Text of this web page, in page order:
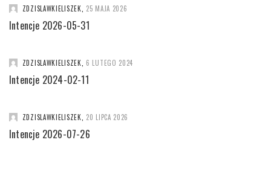
ZDZISLAWKIELISZEK 25 MAJA 2026
Intencje 2026-05-31
ZDZISLAWKIELISZEK 6 LUTEGO 2024
Intencje 2024-02-11
ZDZISLAWKIELISZEK 20 LIPCA 2026
Intencje 2026-07-26